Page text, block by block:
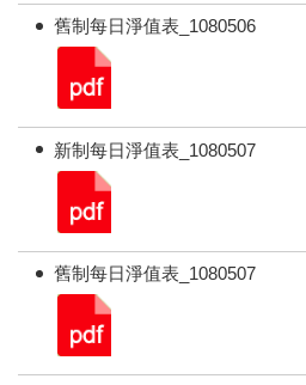
舊制每日淨值表_1080506
新制每日淨值表_1080507
舊制每日淨值表_1080507